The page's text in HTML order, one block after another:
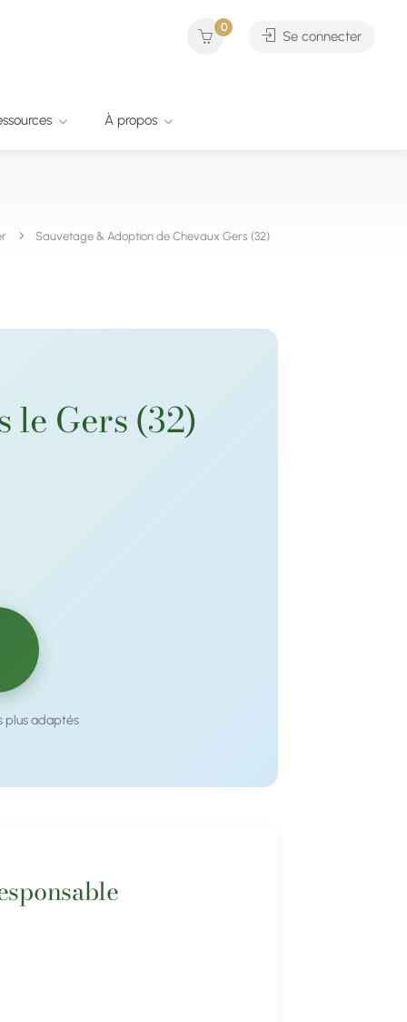
À propos
0
Se connecter
Sauvetage & Adoption de Chevaux Gers (32)
le Gers (32)
plus adaptés